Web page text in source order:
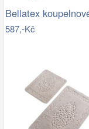
587,-Kč